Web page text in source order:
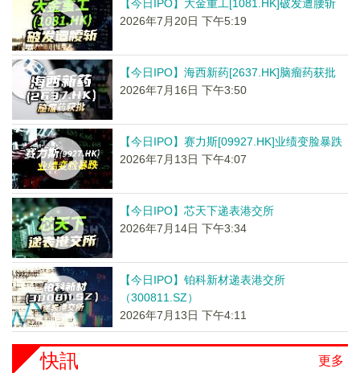
【今日IPO】大金重工[1081.HK]破发遭腰斩
2026年7月20日 下午5:19
【今日IPO】海西新药[2637.HK]脑瘤药获批
2026年7月16日 下午3:50
【今日IPO】赛力斯[09927.HK]业绩变脸暴跌
2026年7月13日 下午4:07
【今日IPO】芯天下递表港交所
2026年7月14日 下午3:34
【今日IPO】铂科新材递表港交所
（300811.SZ）
2026年7月13日 下午4:11
更多
快訊